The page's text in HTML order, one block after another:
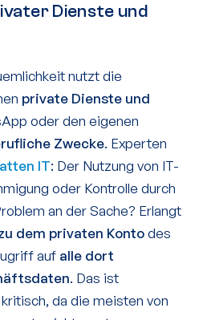
Dienste und
nutzt die
private Dienste und
oder den eigenen
Zwecke. Experten
IT: Der Nutzung von IT-
oder Kontrolle durch
an der Sache? Erlangt
dem privaten Kontodes
auf alle dort
. Das ist
da die meisten von